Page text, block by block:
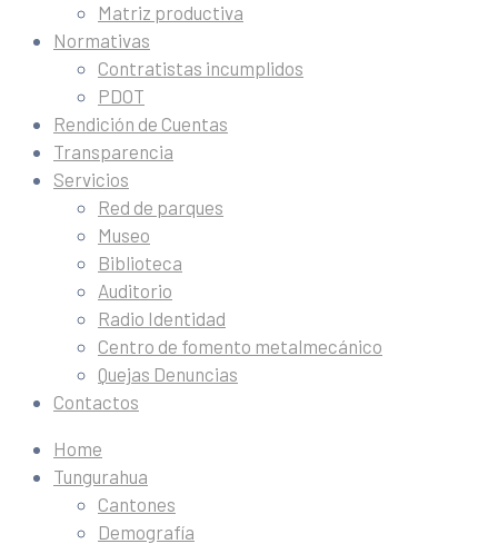
Matriz productiva
Normativas
Contratistas incumplidos
PDOT
Rendición de Cuentas
Transparencia
Servicios
Red de parques
Museo
Biblioteca
Auditorio
Radio Identidad
Centro de fomento metalmecánico
Quejas Denuncias
Contactos
Home
Tungurahua
Cantones
Demografía